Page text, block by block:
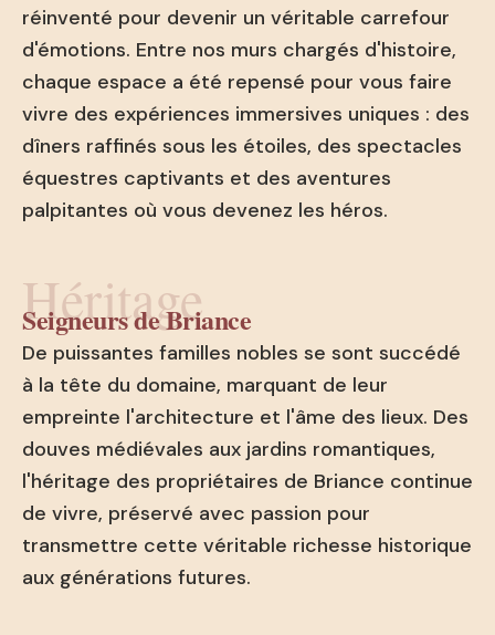
réinventé pour devenir un véritable carrefour
d'émotions. Entre nos murs chargés d'histoire,
chaque espace a été repensé pour vous faire
vivre des expériences immersives uniques : des
dîners raffinés sous les étoiles, des spectacles
équestres captivants et des aventures
palpitantes où vous devenez les héros.
Héritage
Seigneurs de Briance
De puissantes familles nobles se sont succédé
à la tête du domaine, marquant de leur
empreinte l'architecture et l'âme des lieux. Des
douves médiévales aux jardins romantiques,
l'héritage des propriétaires de Briance continue
de vivre, préservé avec passion pour
transmettre cette véritable richesse historique
aux générations futures.